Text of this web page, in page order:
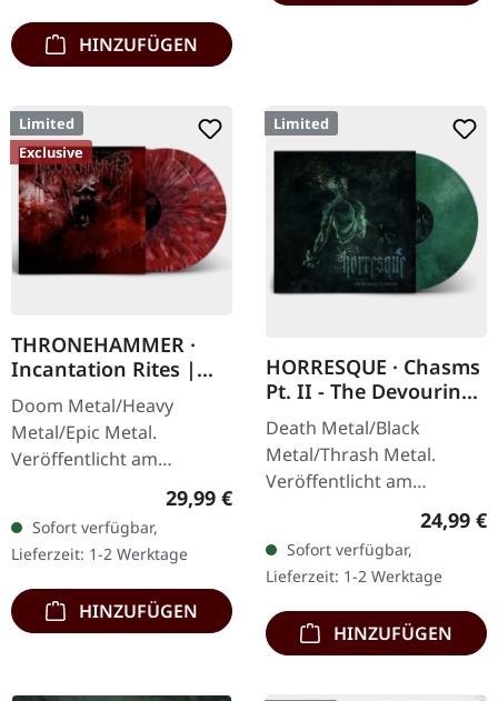
HINZUFÜGEN
Limited
Exclusive
THRONEHAMMER ·
Incantation Rites |
SPLATTER 2LP
Doom Metal/Heavy
Metal/Epic Metal.
Veröffentlicht am
21.10.2022, auf Supreme
Chaos Records. SCR-
exklusives Transparent
Rot/Schwarz/Weiß…
Regulärer Preis:
29,99 €
Sofort verfügbar,
Lieferzeit: 1-2 Werktage
HINZUFÜGEN
Limited
HORRESQUE · Chasms
Pt. II - The Devouring
Exorbitance |
MARBLED LP
Death Metal/Black
Metal/Thrash Metal.
Veröffentlicht am
22.03.2024, auf Supreme
Chaos Records. Exklusives
'Malstrom
Clear/Grün/Schwarz
marmoriertes'…
24,99 €
Sofort verfügbar,
Lieferzeit: 1-2 Werktage
HINZUFÜGEN